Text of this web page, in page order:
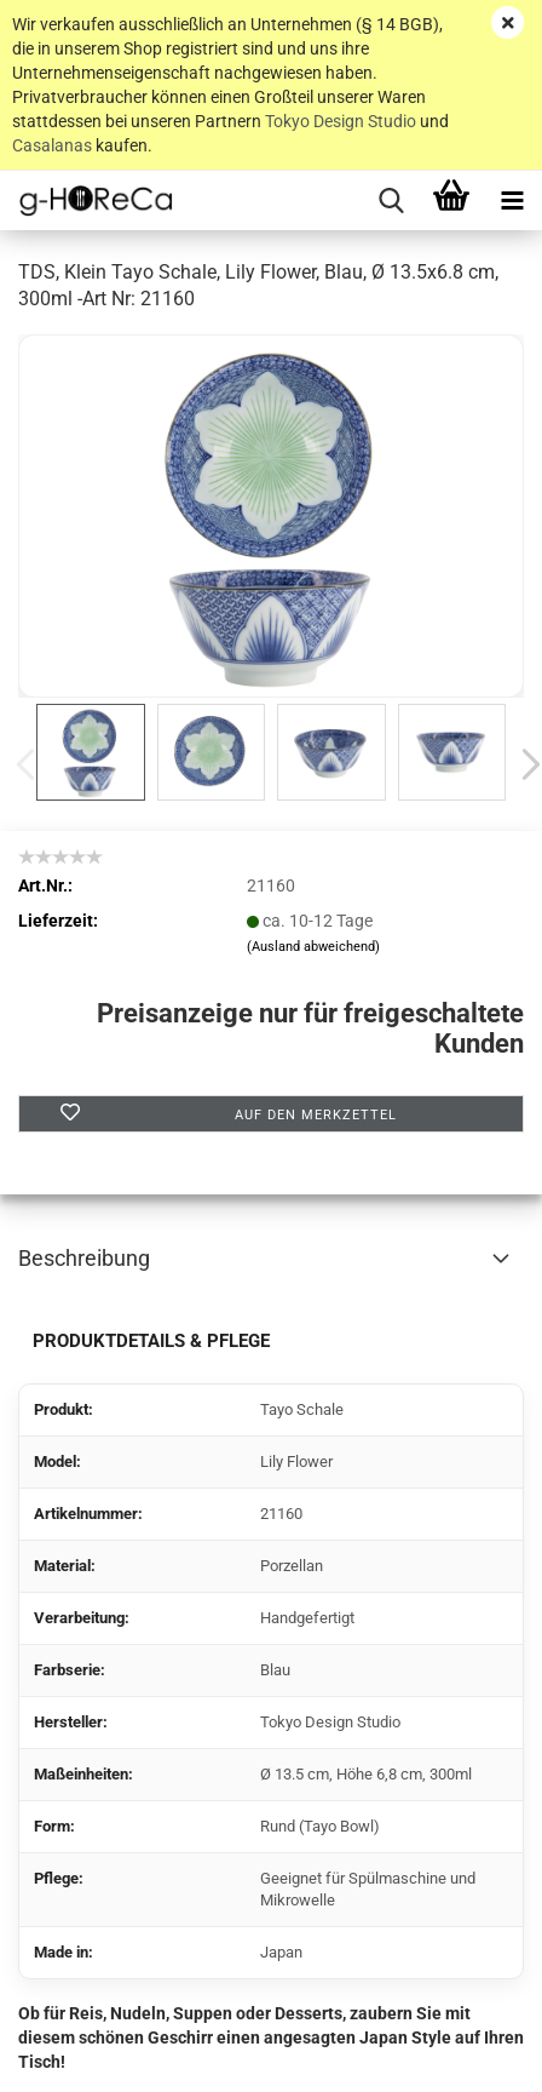
Wir verkaufen ausschließlich an Unternehmen (§ 14 BGB),
die in unserem Shop registriert sind und uns ihre
Unternehmenseigenschaft nachgewiesen haben.
Privatverbraucher können einen Großteil unserer Waren
stattdessen bei unseren Partnern Tokyo Design Studio und
Casalanas kaufen.
TDS, Klein Tayo Schale, Lily Flower, Blau, Ø 13.5x6.8 cm,
300ml -Art Nr: 21160
Art.Nr.:
21160
Lieferzeit:
ca. 10-12 Tage
(Ausland abweichend)
Preisanzeige nur für freigeschaltete
Kunden
AUF DEN MERKZETTEL
Beschreibung
PRODUKTDETAILS & PFLEGE
Produkt: Tayo Schale
Model: Lily Flower
Artikelnummer: 21160
Material: Porzellan
Verarbeitung: Handgefertigt
Farbserie: Blau
Hersteller: Tokyo Design Studio
Maßeinheiten: Ø 13.5 cm, Höhe 6,8 cm, 300ml
Form: Rund (Tayo Bowl)
Pflege:
Geeignet für Spülmaschine und
Mikrowelle
Made in: Japan
Ob für Reis, Nudeln, Suppen oder Desserts, zaubern Sie mit
diesem schönen Geschirr einen angesagten Japan Style auf Ihren
Tisch!